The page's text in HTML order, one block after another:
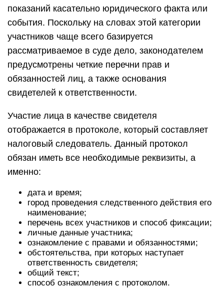
показаний касательно юридического факта или
события. Поскольку на словах этой категории
участников чаще всего базируется
рассматриваемое в суде дело, законодателем
предусмотрены четкие перечни прав и
обязанностей лиц, а также основания
свидетелей к ответственности.
Участие лица в качестве свидетеля
отображается в протоколе, который составляет
налоговый следователь. Данный протокол
обязан иметь все необходимые реквизиты, а
именно:
дата и время;
город проведения следственного действия его
наименование;
перечень всех участников и способ фиксации;
личные данные участника;
ознакомление с правами и обязанностями;
обстоятельства, при которых наступает
ответственность свидетеля;
общий текст;
способ ознакомления с протоколом.